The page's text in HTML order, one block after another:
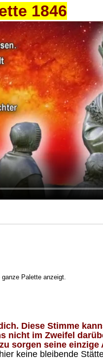
1846
Palette anzeigt.
Diese Stimme
nicht im Zweifel
sorgen seine
keine bleibende